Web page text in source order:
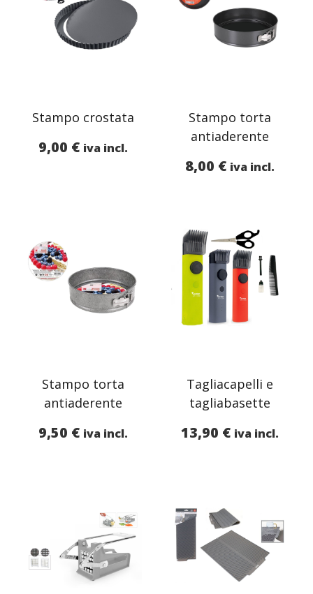
Stampo crostata
9,00 € iva incl.
Stampo torta
antiaderente
8,00 € iva incl.
Stampo torta
antiaderente
9,50 € iva incl.
Tagliacapelli e
tagliabasette
13,90 € iva incl.